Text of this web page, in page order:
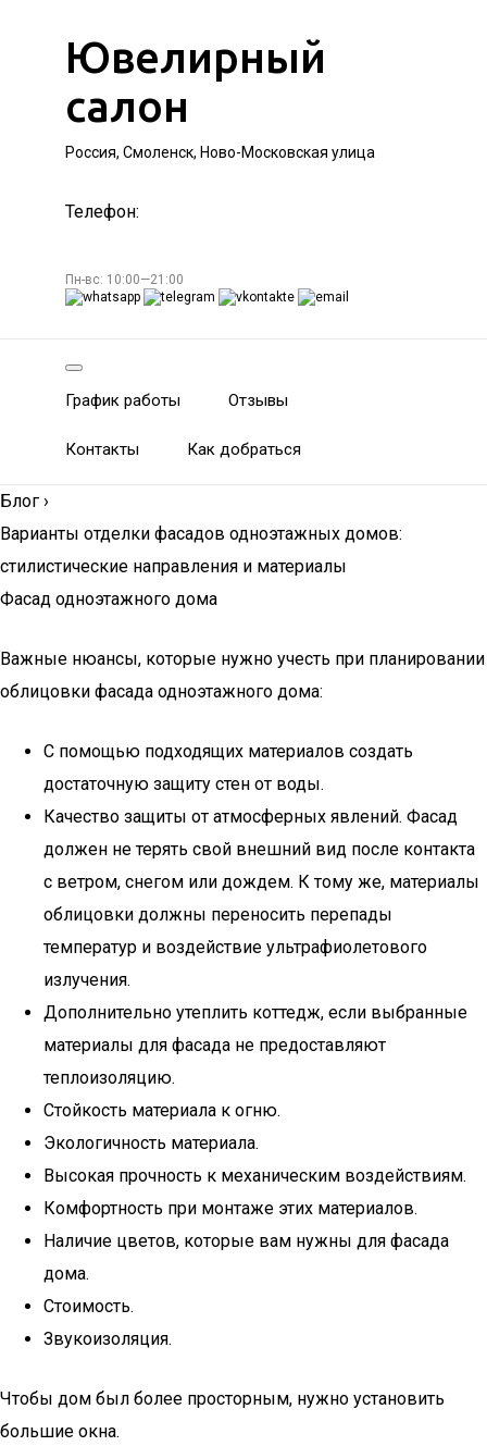
Ювелирный
салон
Россия, Смоленск, Ново-Московская улица
Телефон:
Пн-вс: 10:00—21:00
График работы Отзывы
Контакты Как добраться
Блог ›
Варианты отделки фасадов одноэтажных домов:
стилистические направления и материалы
Фасад одноэтажного дома
Важные нюансы, которые нужно учесть при планировании
облицовки фасада одноэтажного дома:
С помощью подходящих материалов создать
достаточную защиту стен от воды.
Качество защиты от атмосферных явлений. Фасад
должен не терять свой внешний вид после контакта
с ветром, снегом или дождем. К тому же, материалы
облицовки должны переносить перепады
температур и воздействие ультрафиолетового
излучения.
Дополнительно утеплить коттедж, если выбранные
материалы для фасада не предоставляют
теплоизоляцию.
Стойкость материала к огню.
Экологичность материала.
Высокая прочность к механическим воздействиям.
Комфортность при монтаже этих материалов.
Наличие цветов, которые вам нужны для фасада
дома.
Стоимость.
Звукоизоляция.
Чтобы дом был более просторным, нужно установить
большие окна.